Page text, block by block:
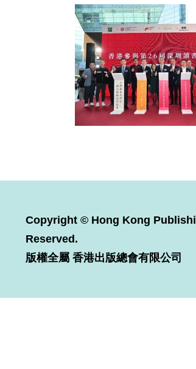
Copyright © Hong Kong
Reserved.
版權全屬 香港出版總會有限公司